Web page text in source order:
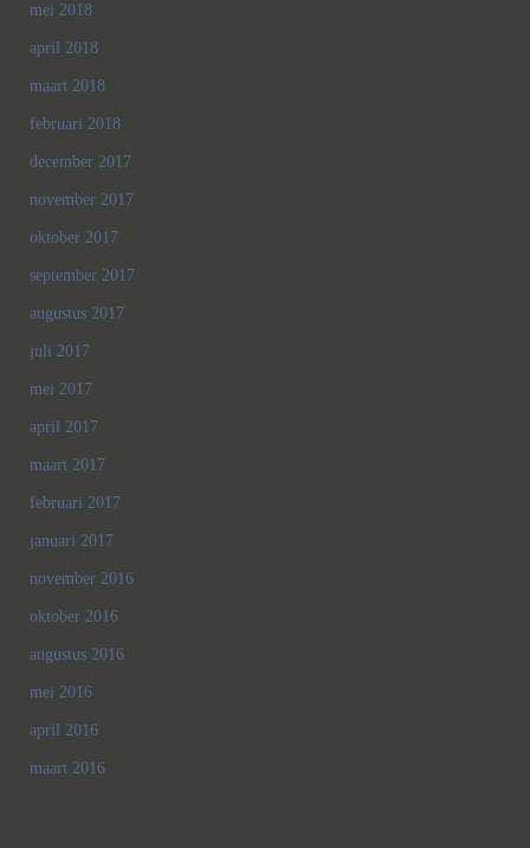
mei 2018
april 2018
maart 2018
februari 2018
december 2017
november 2017
oktober 2017
september 2017
augustus 2017
juli 2017
mei 2017
april 2017
maart 2017
februari 2017
januari 2017
november 2016
oktober 2016
augustus 2016
mei 2016
april 2016
maart 2016